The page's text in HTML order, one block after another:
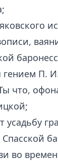
гением П.
что,
усадьбу
во